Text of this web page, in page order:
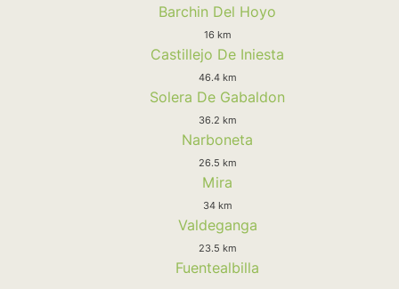
Barchin Del Hoyo
16 km
Castillejo De Iniesta
46.4 km
Solera De Gabaldon
36.2 km
Narboneta
26.5 km
Mira
34 km
Valdeganga
23.5 km
Fuentealbilla